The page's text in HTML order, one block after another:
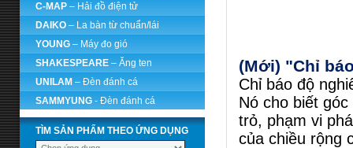
C-MAP – Hải đồ điện tử
DAIKO – La bàn từ chuẩn/lái
YOUNG – Máy đo gió
SHAKESPEARE – Ăng ten
UNILAM – Đèn đánh cá
SAMMYUNG - Đèn đánh cá
TÌM SẢN PHẨM THEO ỨNG DỤNG
(Mới) "Chỉ
Chỉ báo độ
Nó cho biết
trỏ, phạm vi
của chiều rộng